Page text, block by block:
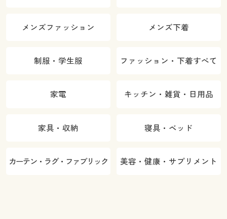
メンズファッション メンズ下着
制服・学生服 ファッション・下着すべて
家電 キッチン・雑貨・日用品
家具・収納 寝具・ベッド
カーテン・ラグ・ファブリック 美容・健康・サプリメント